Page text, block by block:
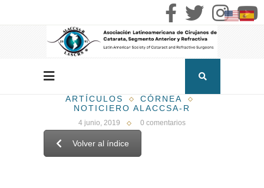
ARTÍCULOS
CÓRNEA
NOTICIERO ALACCSA-R
4 junio, 2019 0 comentarios
Volver al índice